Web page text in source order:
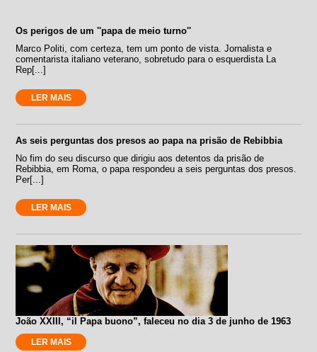
Os perigos de um ''papa de meio turno''
Marco Politi, com certeza, tem um ponto de vista. Jornalista e
comentarista italiano veterano, sobretudo para o esquerdista La
Rep[...]
LER MAIS
As seis perguntas dos presos ao papa na prisão de Rebibbia
No fim do seu discurso que dirigiu aos detentos da prisão de
Rebibbia, em Roma, o papa respondeu a seis perguntas dos presos.
Per[...]
LER MAIS
João XXIII, “il Papa buono”, faleceu no dia 3 de junho de 1963
LER MAIS